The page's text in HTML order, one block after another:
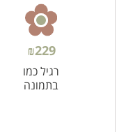
₪229
רגיל כמו
בתמונה